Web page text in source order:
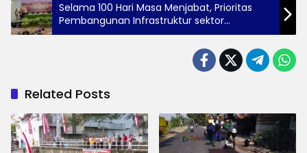
Selama 100 Hari Masa Menjabat, Prioritas
Pembangunan Infrastruktur sektor
kepariwisataan
Related Posts